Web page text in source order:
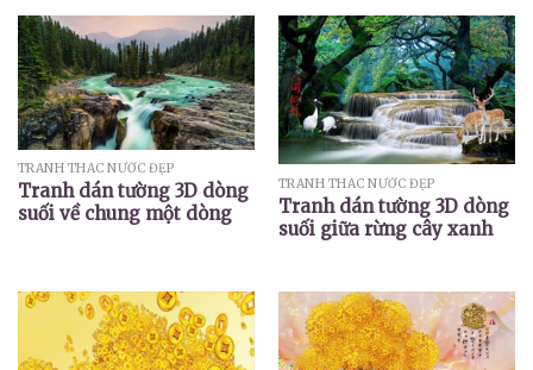
TRANH THÁC NƯỚC ĐẸP
Tranh dán tường 3D dòng
suối về chung một dòng
TRANH THÁC NƯỚC ĐẸP
Tranh dán tường 3D dòng
suối giữa rừng cây xanh